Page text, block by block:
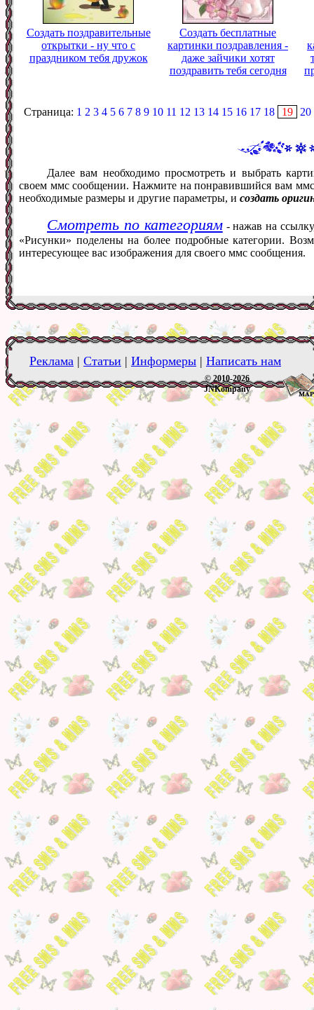
Создать поздравительные
открытки - ну что с
праздником тебя дружок
Создать бесплатные
картинки поздравления -
даже зайчики хотят
поздравить тебя сегодня
Страница: 1 2 3 4 5 6 7 8 9 10 11 12 13 14 15 16 17 18 19 20
Далее вам необходимо просмотреть и выбрать
своем ммс сообщении. Нажмите на понравившийся вам
необходимые размеры и другие параметры, и создать
Смотреть по категориям- нажав на
«Рисунки» поделены на более подробные категории.
интересующее вас изображения для своего ммс сообщения.
Реклама | Статьи | Информеры | Написать нам
© 2010-2026
JNKompany